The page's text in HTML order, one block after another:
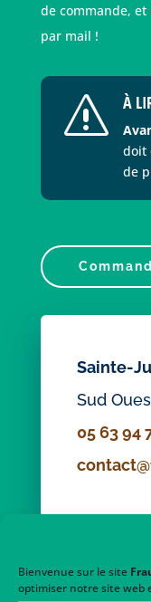
Bienvenue sur le site
optimiser notre site web
de commande,
par mail !
s À
doit
de
Sainte-
Sud
05 63 94